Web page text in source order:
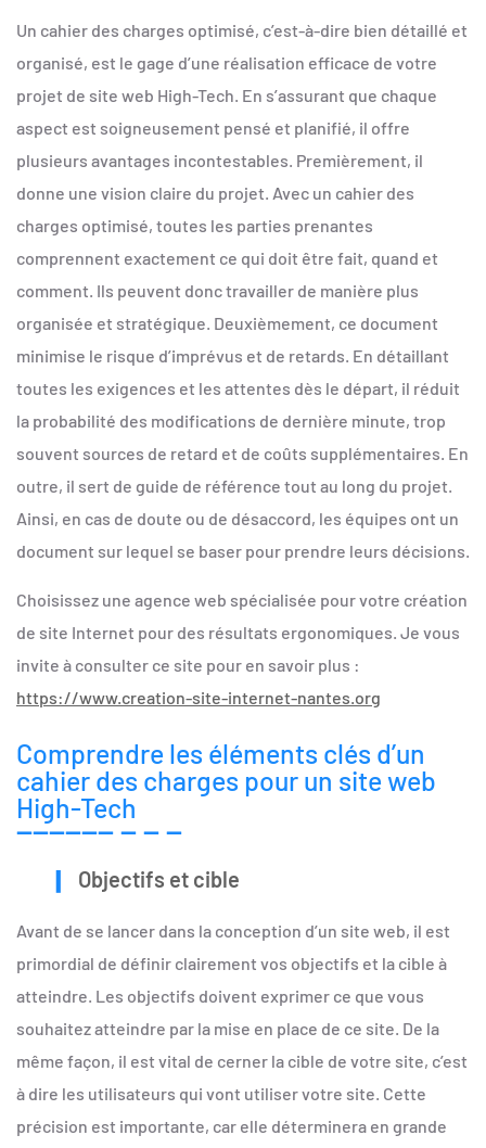
Un cahier des charges optimisé, c’est-à-dire bien détaillé et
organisé, est le gage d’une réalisation efficace de votre
projet de site web High-Tech. En s’assurant que chaque
aspect est soigneusement pensé et planifié, il offre
plusieurs avantages incontestables. Premièrement, il
donne une vision claire du projet. Avec un cahier des
charges optimisé, toutes les parties prenantes
comprennent exactement ce qui doit être fait, quand et
comment. Ils peuvent donc travailler de manière plus
organisée et stratégique. Deuxièmement, ce document
minimise le risque d’imprévus et de retards. En détaillant
toutes les exigences et les attentes dès le départ, il réduit
la probabilité des modifications de dernière minute, trop
souvent sources de retard et de coûts supplémentaires. En
outre, il sert de guide de référence tout au long du projet.
Ainsi, en cas de doute ou de désaccord, les équipes ont un
document sur lequel se baser pour prendre leurs décisions.
Choisissez une agence web spécialisée pour votre création
de site Internet pour des résultats ergonomiques. Je vous
invite à consulter ce site pour en savoir plus :
https://www.creation-site-internet-nantes.org
Comprendre les éléments clés d’un
cahier des charges pour un site web
High-Tech
Objectifs et cible
Avant de se lancer dans la conception d’un site web, il est
primordial de définir clairement vos objectifs et la cible à
atteindre. Les objectifs doivent exprimer ce que vous
souhaitez atteindre par la mise en place de ce site. De la
même façon, il est vital de cerner la cible de votre site, c’est
à dire les utilisateurs qui vont utiliser votre site. Cette
précision est importante, car elle déterminera en grande